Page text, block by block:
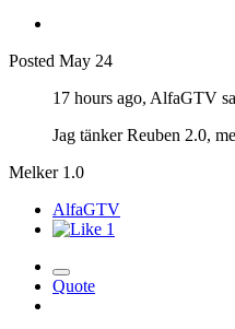
Posted May 24
17 hours ago, AlfaGTV
Jag tänker Reuben 2.0,
Melker 1.0
AlfaGTV
1
Quote